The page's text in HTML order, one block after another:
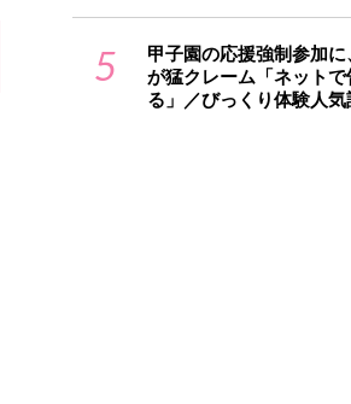
5
甲子園の応援強制参加に
が猛クレーム「ネットで
る」／びっくり体験人気